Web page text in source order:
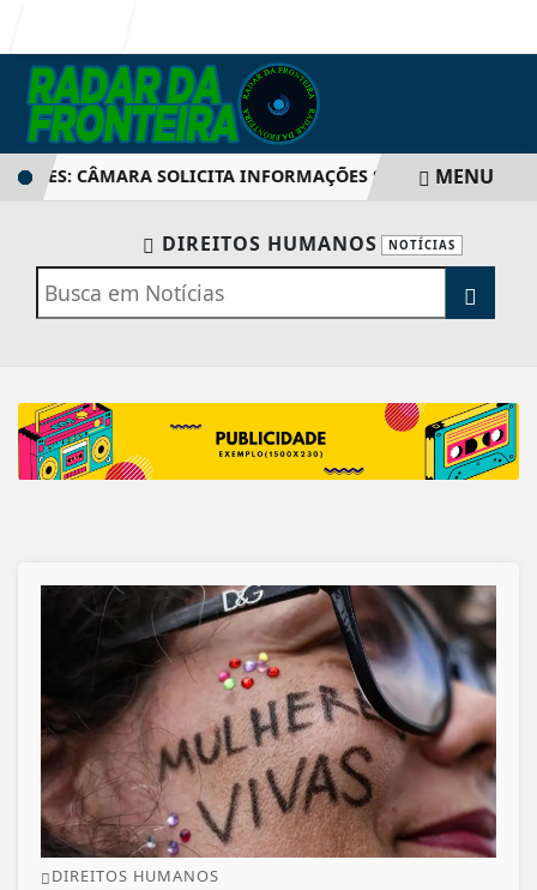
CÂMARA SOLICITA INFORMAÇÕES SOBRE SISTEMA
MENU
DIREITOS HUMANOS NOTÍCIAS
DIREITOS HUMANOS